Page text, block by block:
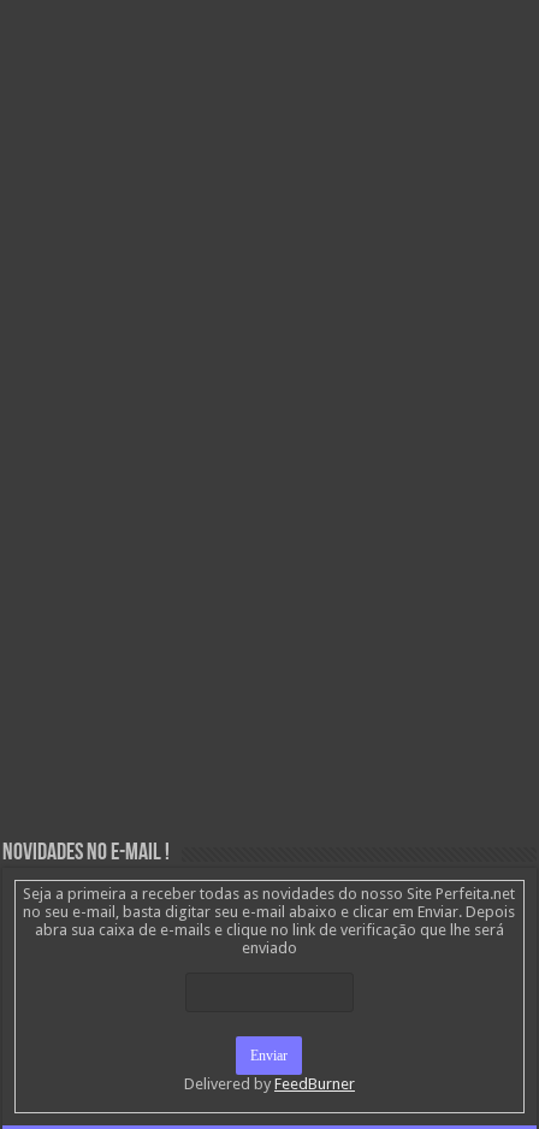
Novidades no E-mail !
Seja a primeira a receber todas as novidades do nosso Site Perfeita.net
no seu e-mail, basta digitar seu e-mail abaixo e clicar em Enviar. Depois
abra sua caixa de e-mails e clique no link de verificação que lhe será
enviado
Delivered by FeedBurner